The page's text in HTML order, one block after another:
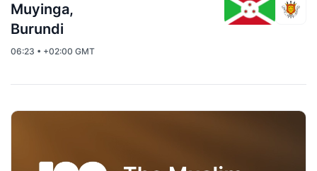
Muyinga,
Burundi
06:23 • +02:00 GMT